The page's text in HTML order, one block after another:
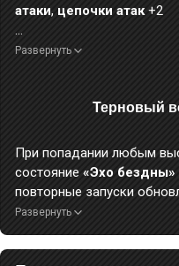
атаки, цепочки атак +2
Мир не нужно разрушать и
Поэтому он разбил себя и
поймает меня».
Развернуть
Терновый
При попадании любым
состояние «Эхо бездны»
повторные запуски
Кроме того, при
увеличивается на 60%.
Развернуть